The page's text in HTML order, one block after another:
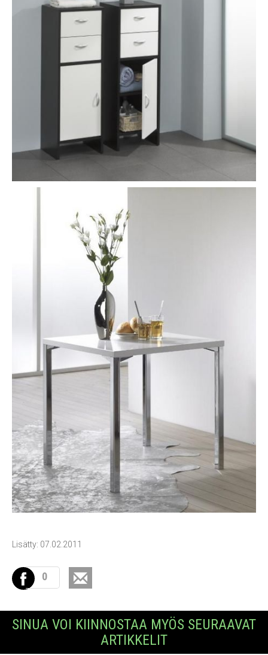
Lisätty: 07.02.2011
0
SINUA VOI KIINNOSTAA MYÖS SEURAAVAT
ARTIKKELIT